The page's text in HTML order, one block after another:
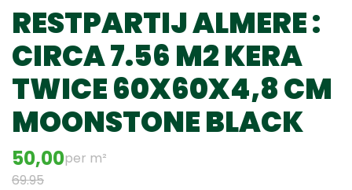
RESTPARTIJ ALMERE :
CIRCA 7.56 M2 KERA
TWICE 60X60X4,8 CM
MOONSTONE BLACK
50,00per m²
69.95